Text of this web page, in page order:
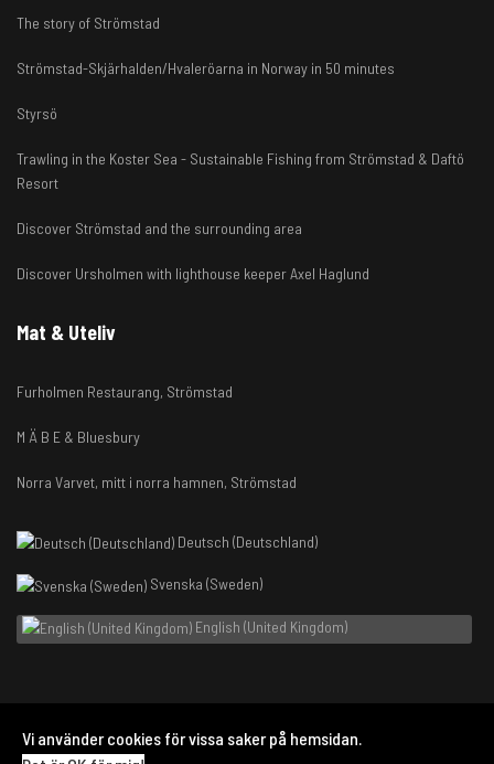
The story of Strömstad
Strömstad-Skjärhalden/Hvaleröarna in Norway in 50 minutes
Styrsö
Trawling in the Koster Sea - Sustainable Fishing from Strömstad & Daftö
Resort
Discover Strömstad and the surrounding area
Discover Ursholmen with lighthouse keeper Axel Haglund
Mat & Uteliv
Furholmen Restaurang, Strömstad
M Ä B E & Bluesbury
Norra Varvet, mitt i norra hamnen, Strömstad
Deutsch (Deutschland)
Svenska (Sweden)
English (United Kingdom)
© 2026 Visit Strömstad Koster. Designed By DAHLBERGMEDIA
Vi använder cookies för vissa saker på hemsidan.